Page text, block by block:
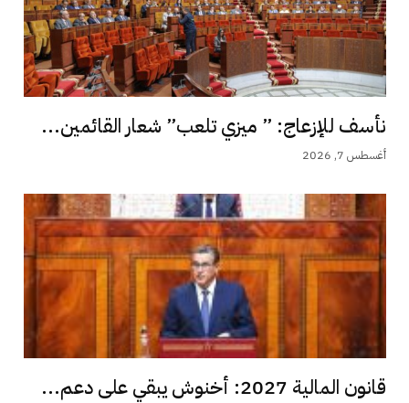
نأسف للإزعاج: ” ميزي تلعب” شعار القائمين...
أغسطس 7, 2026
قانون المالية 2027: أخنوش يبقي على دعم...